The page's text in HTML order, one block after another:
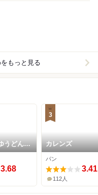
もっと見る
うどん
3.68
3
カレンズ
パン
3.41
112人